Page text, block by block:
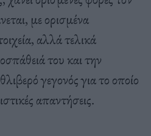
με ορισμένα
αλλά τελικά
του και την
γεγονός για το οποίο
απαντήσεις.